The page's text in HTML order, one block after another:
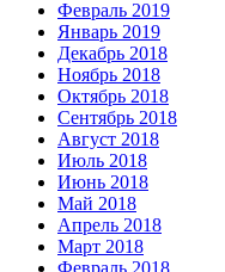
Февраль 2019
Январь 2019
Декабрь 2018
Ноябрь 2018
Октябрь 2018
Сентябрь 2018
Август 2018
Июль 2018
Июнь 2018
Май 2018
Апрель 2018
Март 2018
Февраль 2018